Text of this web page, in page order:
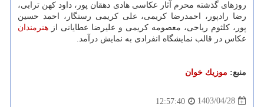
روزهای گذشته محرم آثار عکاسی هادی دهقان پور، داود کهن ترابی،
رضا رادپور، احمدرضا کریمی، علی کریمی رستگار، احمد حسین
پور، کلثوم ریاحی، معصومه کریمی و علیرضا عطایانی از هنرمندان
عکاس در قالب نمایشگاه انفرادی به نمایش درآمد.
منبع: موزیك خوان
1403/04/28
12:57:40